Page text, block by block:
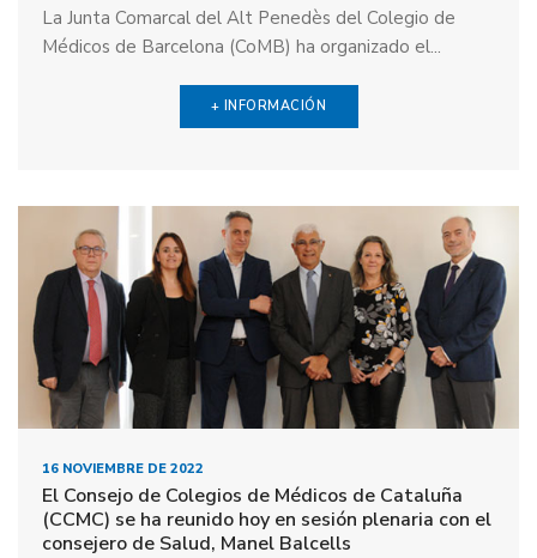
La Junta Comarcal del Alt Penedès del Colegio de
Médicos de Barcelona (CoMB) ha organizado el...
+ INFORMACIÓN
16 NOVIEMBRE DE 2022
El Consejo de Colegios de Médicos de Cataluña
(CCMC) se ha reunido hoy en sesión plenaria con el
consejero de Salud, Manel Balcells